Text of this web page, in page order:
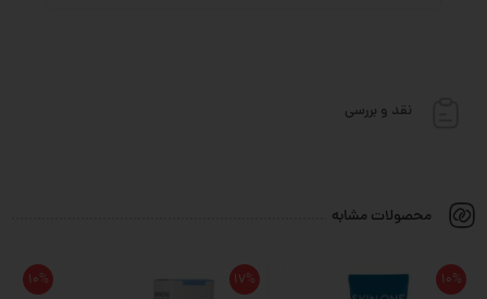
نقد و بررسی
محصولات مشابه
10%
17%
10%